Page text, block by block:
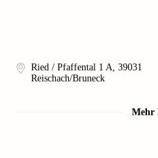
Ried / Pfaffental 1 A, 39031
Reischach/Bruneck
Mehr